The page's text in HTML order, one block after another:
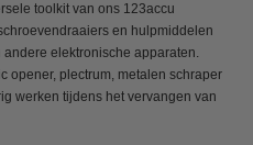
toolkit van ons 123accu
en hulpmiddelen
elektronische apparaten.
opener, plectrum, metalen schraper
werken tijdens het vervangen van